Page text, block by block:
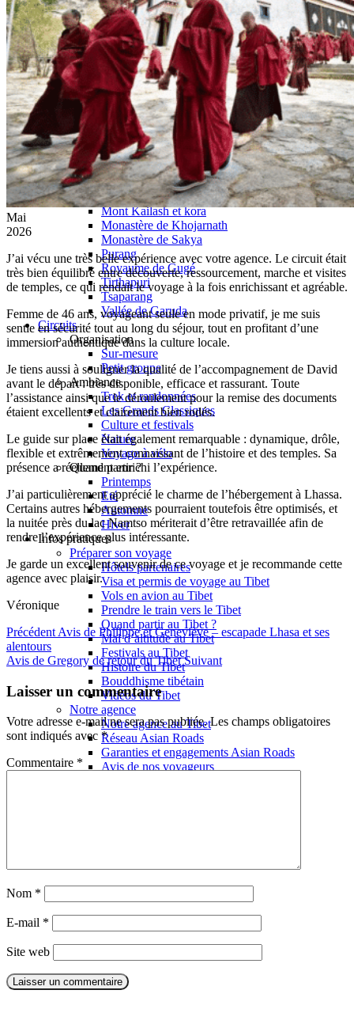
Monastère de Traduk
Gyantsé
Pelkor Chode & Kumbum
Forteresse de Gyantsé
Lac Yamdrok Tso
Shigatsé
Tashilumpo
Monastère Narthang
Shalu
Fort de Shigatsé
Ouest Tibet
Grottes de Dungkhar
Lac Manasarovar
Montagne Everest
Mont Kailash et kora
Monastère de Khojarnath
Monastère de Sakya
Purang
Royaume de Gugé
Tirthapuri
Tsaparang
Vallée de Garuda
Circuits
Organisation
Sur-mesure
Petit groupe
Ambiance
Trek et randonnées
Les Grands Classiques
Culture et festivals
Nature
Voyage à vélo
Quand partir ?
Printemps
Eté
Automne
Hiver
Infos pratiques
Préparer son voyage
Hôtels partenaires
Visa et permis de voyage au Tibet
Vols en avion au Tibet
Prendre le train vers le Tibet
Quand partir au Tibet ?
Mal d’altitude au Tibet
Festivals au Tibet
Histoire du Tibet
Bouddhisme tibétain
Vidéos du Tibet
Notre agence
Notre agence au Tibet
Réseau Asian Roads
Garanties et engagements Asian Roads
Avis de nos voyageurs
Mai
2026
J’ai vécu une très belle expérience avec votre agence. Le circuit était
très bien équilibré entre découverte, ressourcement, marche et visites
de temples, ce qui rendait le voyage à la fois enrichissant et agréable.
Femme de 46 ans, voyageant seule en mode privatif, je me suis
sentie en sécurité tout au long du séjour, tout en profitant d’une
immersion authentique dans la culture locale.
Je tiens aussi à souligner la qualité de l’accompagnement de David
avant le départ : très disponible, efficace et rassurant. Toute
l’assistance ainsi que le déroulement pour la remise des documents
étaient excellents et clairement bien rodés.
Le guide sur place était également remarquable : dynamique, drôle,
flexible et extrêmement connaissant de l’histoire et des temples. Sa
présence a réellement enrichi l’expérience.
J’ai particulièrement apprécié le charme de l’hébergement à Lhassa.
Certains autres hébergements pourraient toutefois être optimisés, et
la nuitée près du lac Namtso mériterait d’être retravaillée afin de
rendre l’expérience plus intéressante.
Je garde un excellent souvenir de ce voyage et je recommande cette
agence avec plaisir.
Véronique
Précédent Avis de Philippe et Geneviève – escapade Lhasa et ses
alentours
Avis de Gregory de retour du TibetSuivant
Laisser un commentaire
Votre adresse e-mail ne sera pas publiée. Les champs obligatoires
sont indiqués avec *
Commentaire *
Nom *
E-mail *
Site web